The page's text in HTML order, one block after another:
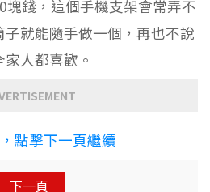
塊錢，這個手機支架會常弄不
就能隨手做一個，再也不說
人都喜歡。
點擊下一頁繼續
下一頁